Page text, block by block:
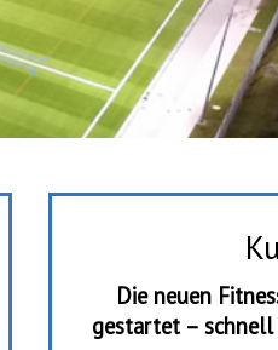
Die neuen
gestartet –